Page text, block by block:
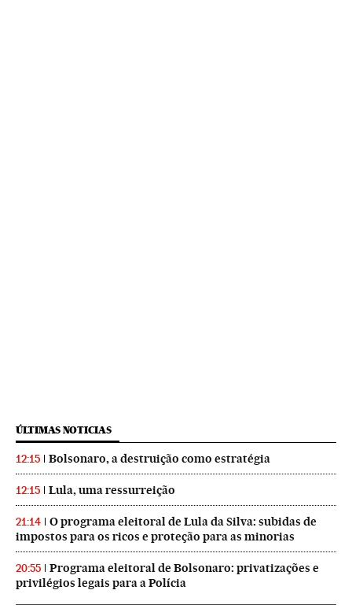
ÚLTIMAS NOTICIAS
12:15 Bolsonaro, a destruição como estratégia
12:15 Lula, uma ressurreição
21:14
O programa eleitoral de Lula da Silva: subidas de
impostos para os ricos e proteção para as minorias
20:55
Programa eleitoral de Bolsonaro: privatizações e
privilégios legais para a Polícia